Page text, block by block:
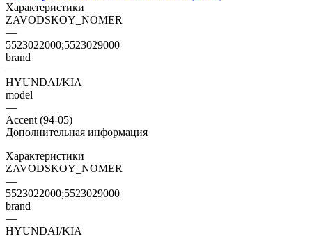
Характеристики
ZAVODSKOY_NOMER
—
5523022000;5523029000
brand
—
HYUNDAI/KIA
model
—
Accent (94-05)
Дополнительная информация
Характеристики
ZAVODSKOY_NOMER
—
5523022000;5523029000
brand
—
HYUNDAI/KIA